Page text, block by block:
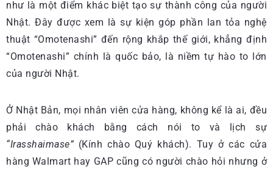
như là một điểm khác biệt tạo sự thành công của người
Nhật. Đây được xem là sự kiện góp phần lan tỏa nghệ
thuật “Omotenashi” đến rộng khắp thế giới, khẳng định
“Omotenashi” chính là quốc bảo, là niềm tự hào to lớn
của người Nhật.
Ở Nhật Bản, mọi nhân viên cửa hàng, không kể là ai, đều
phải chào khách bằng cách nói to và lịch sự
“Irasshaimase” (Kính chào Quý khách). Tuy ở các cửa
hàng Walmart hay GAP cũng có người chào hỏi nhưng ở